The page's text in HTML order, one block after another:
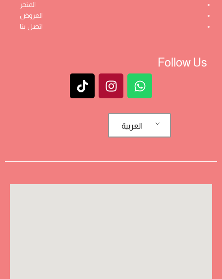
المتجر
العروض
اتصل بنا
Follow Us
العربية